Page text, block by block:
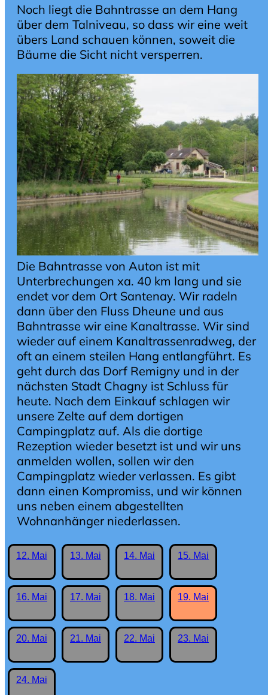
12. Mai 13. Mai 14. Mai 15. Mai
16. Mai 17. Mai 18. Mai 19. Mai
20. Mai 21. Mai 22. Mai 23. Mai
24. Mai
Noch liegt die Bahntrasse an dem Hang
über dem Talniveau, so dass wir eine weit
übers Land schauen können, soweit die
Bäume die Sicht nicht versperren.
Die Bahntrasse von Auton ist mit
Unterbrechungen xa. 40 km lang und sie
endet vor dem Ort Santenay. Wir radeln
dann über den Fluss Dheune und aus
Bahntrasse wir eine Kanaltrasse. Wir sind
wieder auf einem Kanaltrassenradweg, der
oft an einem steilen Hang entlangführt. Es
geht durch das Dorf Remigny und in der
nächsten Stadt Chagny ist Schluss für
heute. Nach dem Einkauf schlagen wir
unsere Zelte auf dem dortigen
Campingplatz auf. Als die dortige
Rezeption wieder besetzt ist und wir uns
anmelden wollen, sollen wir den
Campingplatz wieder verlassen. Es gibt
dann einen Kompromiss, und wir können
uns neben einem abgestellten
Wohnanhänger niederlassen.